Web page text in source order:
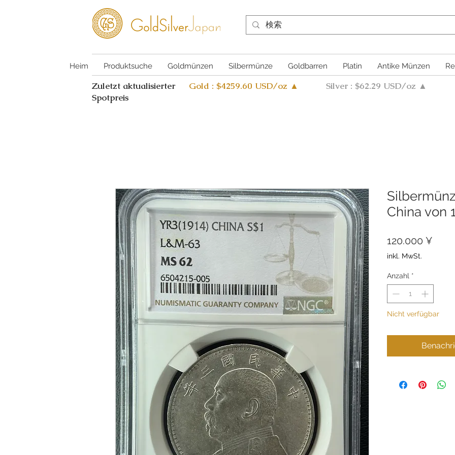
Heim Produktsuche Goldmünzen Silbermünze Goldbarren Platin Antike Münzen
Zuletzt aktualisierter
Spotpreis
Gold : $4259.60 USD/oz ▲ Silver : $62.29 USD/oz ▲
China von
120.000 ¥
inkl. MwSt.
Anzahl *
Nicht verfügbar